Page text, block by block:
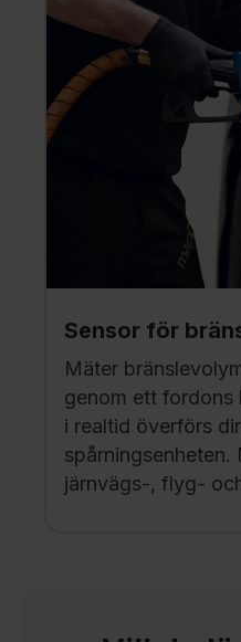
Sensor för
Mäter
genom ett fordons
i realtid överförs
järnvägs-, flyg-